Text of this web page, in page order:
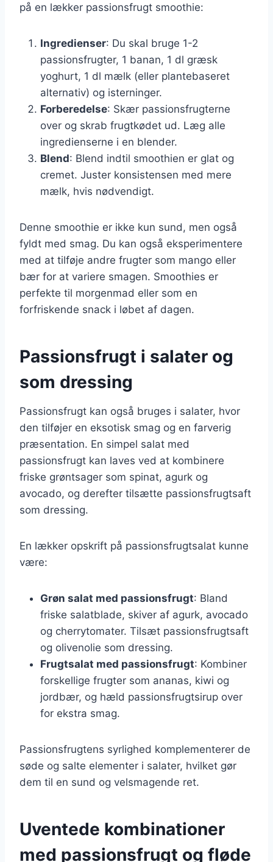
på en lækker passionsfrugt smoothie:
Ingredienser: Du skal bruge 1-2
passionsfrugter, 1 banan, 1 dl græsk
yoghurt, 1 dl mælk (eller plantebaseret
alternativ) og isterninger.
Forberedelse: Skær passionsfrugterne
over og skrab frugtkødet ud. Læg alle
ingredienserne i en blender.
Blend: Blend indtil smoothien er glat og
cremet. Juster konsistensen med mere
mælk, hvis nødvendigt.
Denne smoothie er ikke kun sund, men også
fyldt med smag. Du kan også eksperimentere
med at tilføje andre frugter som mango eller
bær for at variere smagen. Smoothies er
perfekte til morgenmad eller som en
forfriskende snack i løbet af dagen.
Passionsfrugt i salater og
som dressing
Passionsfrugt kan også bruges i salater, hvor
den tilføjer en eksotisk smag og en farverig
præsentation. En simpel salat med
passionsfrugt kan laves ved at kombinere
friske grøntsager som spinat, agurk og
avocado, og derefter tilsætte passionsfrugtsaft
som dressing.
En lækker opskrift på passionsfrugtsalat kunne
være:
Grøn salat med passionsfrugt: Bland
friske salatblade, skiver af agurk, avocado
og cherrytomater. Tilsæt passionsfrugtsaft
og olivenolie som dressing.
Frugtsalat med passionsfrugt: Kombiner
forskellige frugter som ananas, kiwi og
jordbær, og hæld passionsfrugtsirup over
for ekstra smag.
Passionsfrugtens syrlighed komplementerer de
søde og salte elementer i salater, hvilket gør
dem til en sund og velsmagende ret.
Uventede kombinationer
med passionsfrugt og fløde